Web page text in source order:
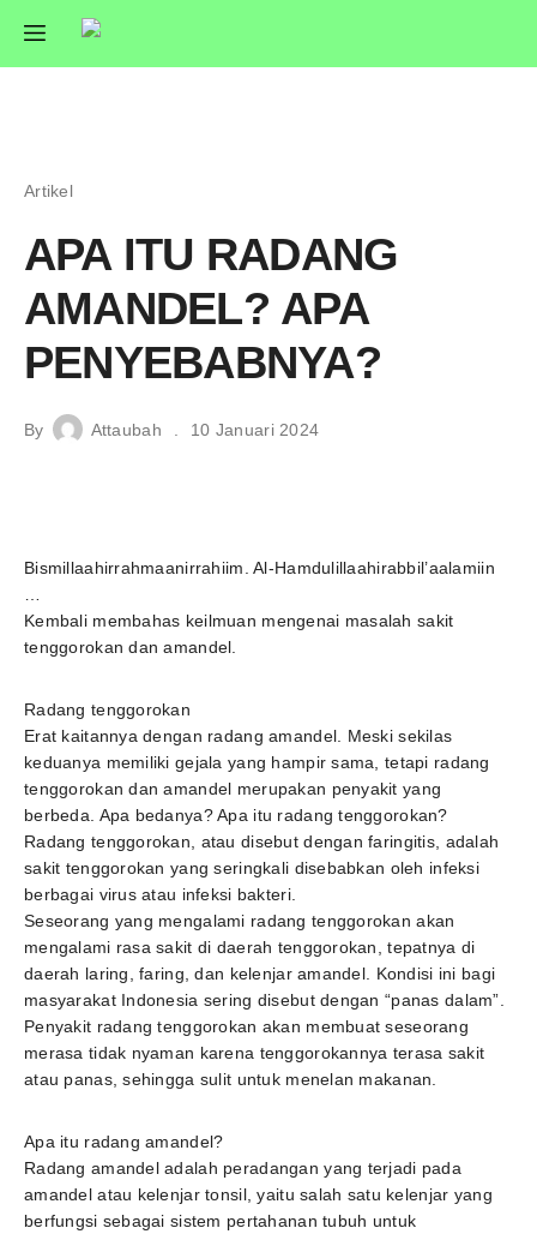
Artikel
APA ITU RADANG
AMANDEL? APA
PENYEBABNYA?
By Attaubah 10 Januari 2024
Bismillaahirrahmaanirrahiim. Al-Hamdulillaahirabbil’aalamiin
Kembali membahas keilmuan mengenai masalah sakit
tenggorokan dan amandel.
Radang tenggorokan
Erat kaitannya dengan radang amandel. Meski sekilas
keduanya memiliki gejala yang hampir sama, tetapi radang
tenggorokan dan amandel merupakan penyakit yang
berbeda. Apa bedanya? Apa itu radang tenggorokan?
Radang tenggorokan, atau disebut dengan faringitis, adalah
sakit tenggorokan yang seringkali disebabkan oleh infeksi
berbagai virus atau infeksi bakteri.
Seseorang yang mengalami radang tenggorokan akan
mengalami rasa sakit di daerah tenggorokan, tepatnya di
daerah laring, faring, dan kelenjar amandel. Kondisi ini bagi
masyarakat Indonesia sering disebut dengan “panas dalam”.
Penyakit radang tenggorokan akan membuat seseorang
merasa tidak nyaman karena tenggorokannya terasa sakit
atau panas, sehingga sulit untuk menelan makanan.
Apa itu radang amandel?
Radang amandel adalah peradangan yang terjadi pada
amandel atau kelenjar tonsil, yaitu salah satu kelenjar yang
berfungsi sebagai sistem pertahanan tubuh untuk